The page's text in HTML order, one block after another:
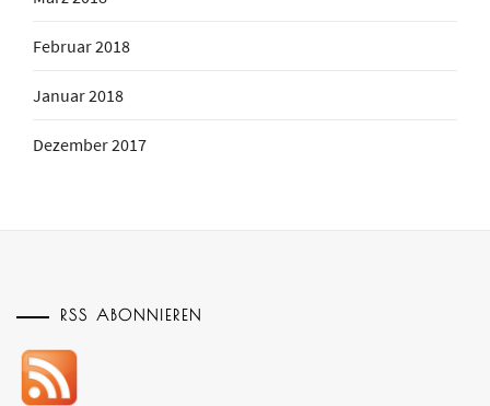
Februar 2018
Januar 2018
Dezember 2017
RSS ABONNIEREN